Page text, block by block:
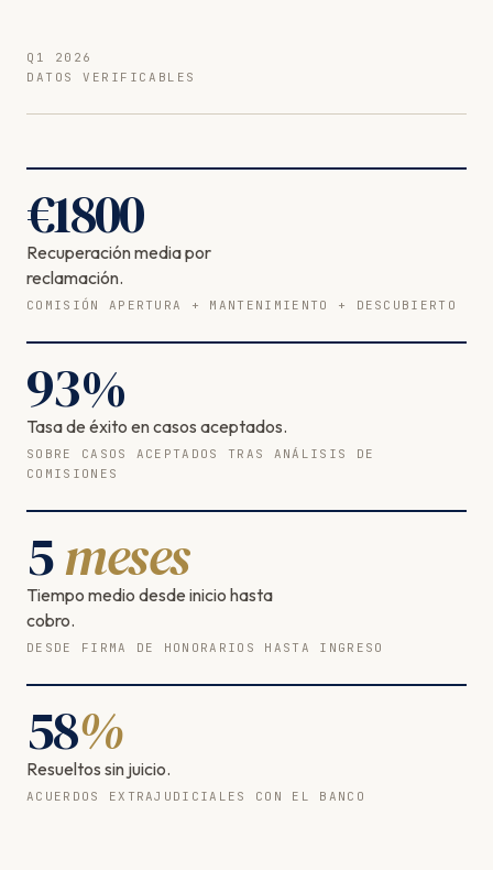
Q1 2026
DATOS VERIFICABLES
€1800
Recuperación media por
reclamación.
COMISIÓN APERTURA + MANTENIMIENTO + DESCUBIERTO
93%
Tasa de éxito en casos aceptados.
SOBRE CASOS ACEPTADOS TRAS ANÁLISIS DE
COMISIONES
5meses
Tiempo medio desde inicio hasta
cobro.
DESDE FIRMA DE HONORARIOS HASTA INGRESO
58%
Resueltos sin juicio.
ACUERDOS EXTRAJUDICIALES CON EL BANCO